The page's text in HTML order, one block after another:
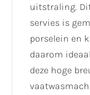
uitstraling.
servies is
porselein en
daarom
deze hoge